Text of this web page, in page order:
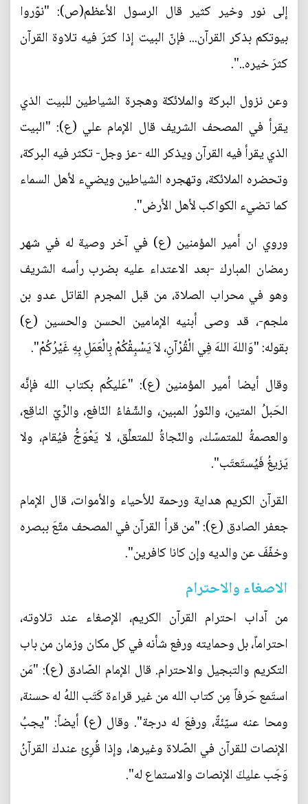
إلى نور وخير كثير قال الرسول الأعظم(ص): "نوّروا
بيوتكم بذكر القرآن... فإنّ البيت إذا كثرَ فيه تلاوة القرآن
كثرَ خيره..".
وعن نزول البركة والملائكة وهجرة الشياطين للبيت الذي
يقرأ في المصحف الشريف قال الإمام علي (ع): "البيت
الذي يقرأ فيه القرآن ويذكر الله -عز وجل- تكثر فيه البركة،
وتحضره الملائكة، وتهجره الشياطين ويضيء لأهل السماء
كما تضيء الكواكب لأهل الأرض".
وروي ان أمير المؤمنين (ع) في آخر وصية له في شهر
رمضان المبارك -بعد الاعتداء عليه بضرب رأسه الشريف
وهو في محراب الصلاة، من قبل المجرم القاتل عدو بن
ملجم-، قد وصى أبنيه الإمامين الحسن والحسين (ع)
بقوله: "وَاللهَ اللهَ فِي الْقُرْآنِ، لاَ يَسْبِقْكُمْ بِالْعَمَلِ بِهِ غَيْرُكُمْ".
وقال أيضا أمير المؤمنين (ع): "عَليكُم بكتاب الله فإنَّه
الحَبلُ المتين، والنّورُ المبين، والشّفاءُ النّافع، والرِّيّ الناقِع،
والعصمةُ للمتمسّك، والنّجاةُ للمتعلِّق، لا يَعْوَجُّ فيُقام، ولا
يَزيغُ فَيُستَعتَب".
القرآن الكريم هداية ورحمة للأحياء والأموات، قال الإمام
جعفر الصادق (ع): "من قرأ القرآن في المصحف متّعَ ببصره
وخفّفَ عن والديه وإن كانا كافرين".
الاصغاء والاحترام
من آداب احترام القرآن الكريم، الإصغاء عند تلاوته،
احتراماً، بل وحمايته ورفع شأنه في كل مكان وزمان من باب
التكريم والتبجيل والاحترام. قال الإمام الصّادق (ع): "مَن
استَمع حَرفاً مِن كتاب الله من غير قراءة كَتَب اللهُ له حسنة،
ومحا عنه سيّئةً، ورفعَ له درجة". وقال (ع) أيضاً: "يجبُ
الإنصات للقرآن في الصّلاة وغيرها، وإذا قُرِئ عندك القرآنُ
وَجَب عليكَ الإنصات والاستماع له".